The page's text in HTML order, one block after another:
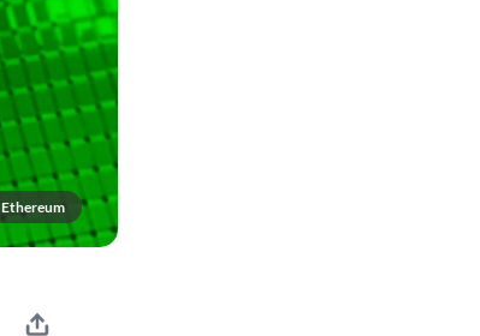
Ethereum